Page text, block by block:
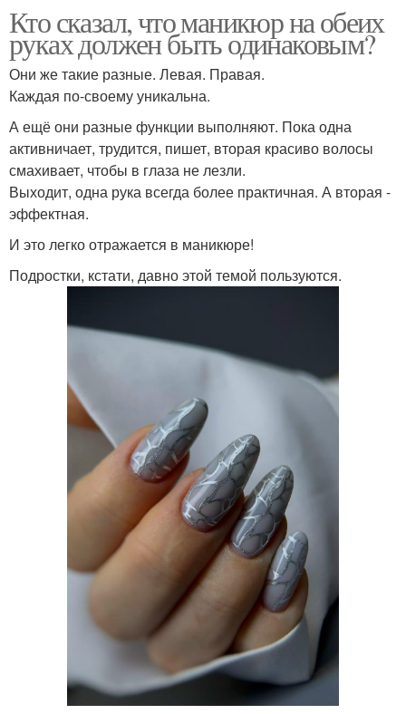
Кто сказал, что маникюр на обеих
руках должен быть одинаковым?
Они же такие разные. Левая. Правая.
Каждая по-своему уникальна.
А ещё они разные функции выполняют. Пока одна
активничает, трудится, пишет, вторая красиво волосы
смахивает, чтобы в глаза не лезли.
Выходит, одна рука всегда более практичная. А вторая -
эффектная.
И это легко отражается в маникюре!
Подростки, кстати, давно этой темой пользуются.